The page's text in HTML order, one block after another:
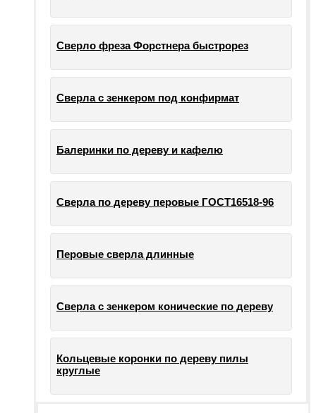
Сверло фреза Форстнера быстрорез
Сверла с зенкером под конфирмат
Балеринки по дереву и кафелю
Сверла по дереву перовые ГОСТ16518-96
Перовые сверла длинные
Сверла с зенкером конические по дереву
Кольцевые коронки по дереву пилы
круглые